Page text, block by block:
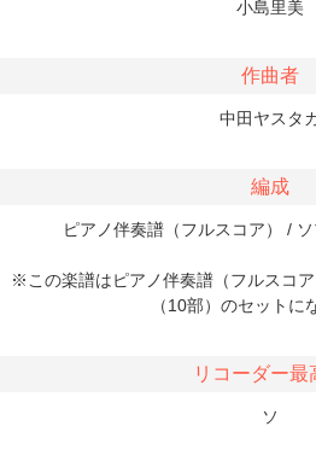
小島里美
作曲者
中田ヤスタ
編成
ピアノ伴奏譜（フルスコア） /
※この楽譜はピアノ伴奏譜（フルスコ
（10部）のセットに
リコーダー最
ソ